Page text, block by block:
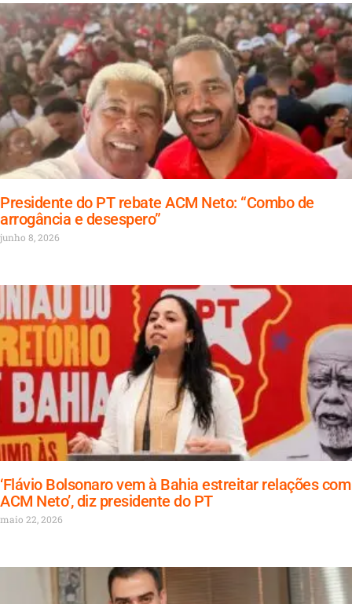
Presidente do PT rebate ACM Neto: “Combo de
arrogância e desespero”
junho 8, 2026
‘Flávio Bolsonaro vem à Bahia estreitar relações com
ACM Neto’, diz presidente do PT
maio 22, 2026